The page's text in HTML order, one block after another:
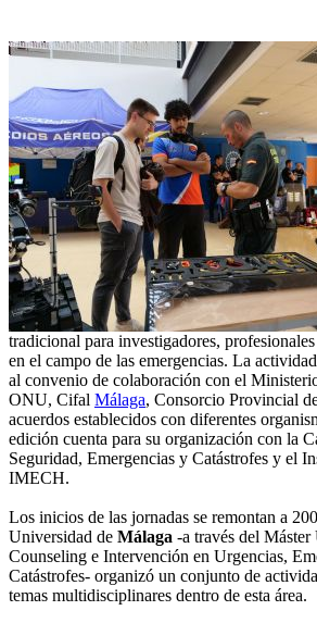
tradicional para investigadores,
en el campo de las emergencias. La
al convenio de colaboración con el
ONU, Cifal Málaga, Consorcio Provincial
acuerdos establecidos con diferentes
edición cuenta para su organización con la
Seguridad, Emergencias y Catástrofes y el
IMECH.
Los inicios de las jornadas se remontan a
Universidad de Málaga -a través del
Counseling e Intervención en Urgencias,
Catástrofes- organizó un conjunto de
temas multidisciplinares dentro de esta área.